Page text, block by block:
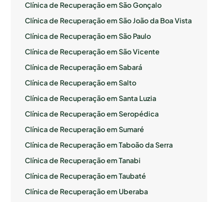
Clínica de Recuperação em São Gonçalo
Clínica de Recuperação em São João da Boa Vista
Clínica de Recuperação em São Paulo
Clínica de Recuperação em São Vicente
Clínica de Recuperação em Sabará
Clínica de Recuperação em Salto
Clínica de Recuperação em Santa Luzia
Clínica de Recuperação em Seropédica
Clínica de Recuperação em Sumaré
Clínica de Recuperação em Taboão da Serra
Clínica de Recuperação em Tanabi
Clínica de Recuperação em Taubaté
Clínica de Recuperação em Uberaba